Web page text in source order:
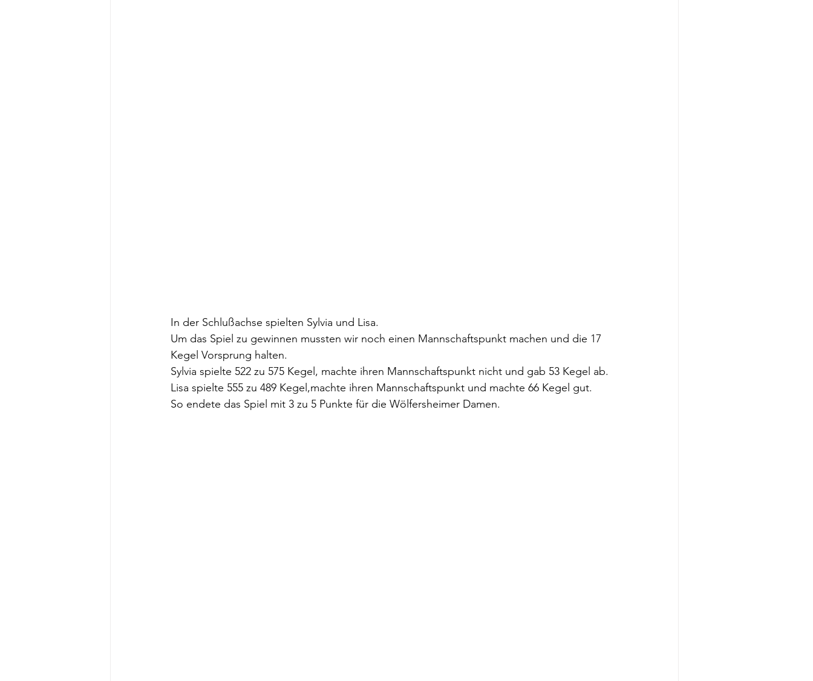
In der Schlußachse spielten Sylvia und Lisa.
Um das Spiel zu gewinnen mussten wir noch einen Mannschaftspunkt machen und die 17
Kegel Vorsprung halten.
Sylvia spielte 522 zu 575 Kegel, machte ihren Mannschaftspunkt nicht und gab 53 Kegel ab.
Lisa spielte 555 zu 489 Kegel,machte ihren Mannschaftspunkt und machte 66 Kegel gut.
So endete das Spiel mit 3 zu 5 Punkte für die Wölfersheimer Damen.